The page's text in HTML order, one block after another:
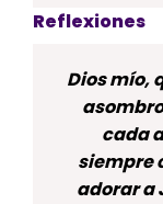
Reflexiones
Dios mío,
cada
siempre
adorar a